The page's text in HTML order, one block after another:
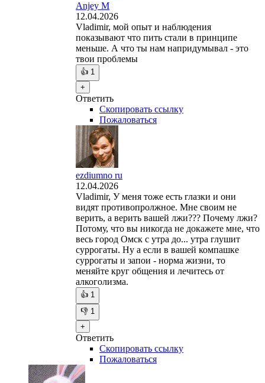
Anjey M
12.04.2026
Vladimir, мой опыт и наблюдения
показывают что пить стали в принципе
меньше. А что ты нам напридумывал - это
твои проблемы
👍 1
+
Ответить
Скопировать ссылку
Пожаловаться
ezdiumno ru
12.04.2026
Vladimir, У меня тоже есть глазки и они
видят противопролжное. Мне своим не
верить, а верить вашей лжи??? Почему лжи?
Потому, что вы никогда не докажете мне, что
весь город Омск с утра до... утра глушит
суррогаты. Ну а если в вашей компашке
суррогаты и запои - норма жизни, то
меняйте круг общения и лечитесь от
алкоголизма.
👍 1
👎 1
+
Ответить
Скопировать ссылку
Пожаловаться